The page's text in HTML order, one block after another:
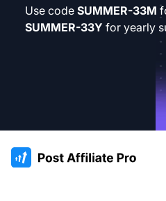
Use code SUMMER-33M
SUMMER-33Y for yearly
:site.title